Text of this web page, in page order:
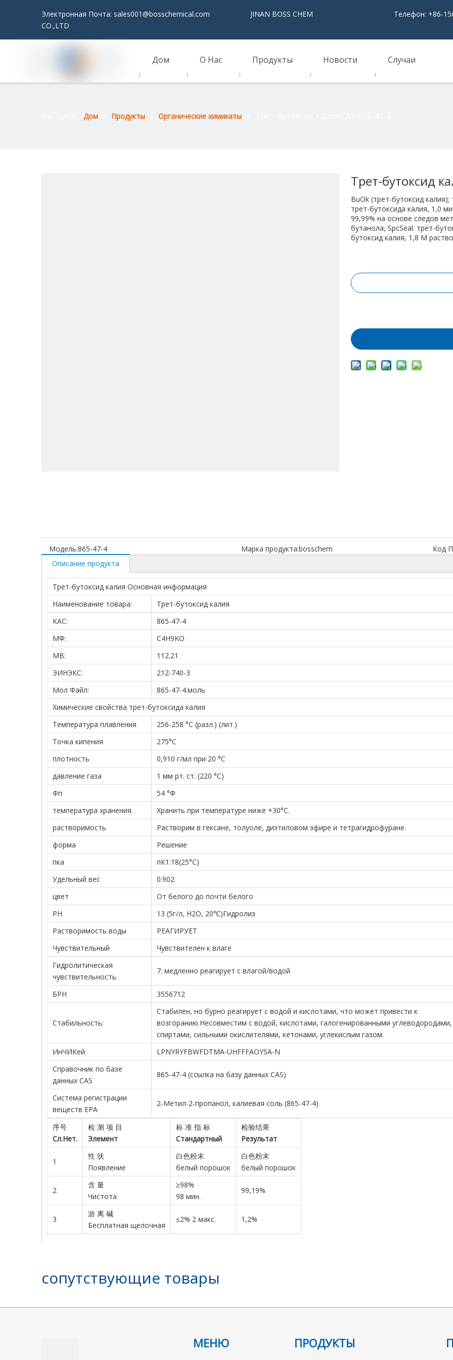
Электронная Почта: sales001@bosschemical.com JINAN BOSS CHEM
CO.,LTD
Телефон: +86-
Дом О Нас Продукты Новости Случаи
Дом Продукты Органические химикаты
Трет-бутоксид
BuOk (трет-бутоксид
трет-бутоксида калия, 1,0
99,99% на основе следов
бутанола, SpcSeal. трет-
бутоксид калия, 1,8 М
Модель:865-47-4 Марка продукта:bosschem Код
Описание продукта
Трет-бутоксид калия Основная информация
Наименование товара:
Трет-бутоксид калия
КАС:
865-47-4
МФ:
C4H9KO
МВ:
112.21
ЭИНЭКС:
212-740-3
Мол Файл:
865-47-4.моль
Химические свойства трет-бутоксида калия
Температура плавления
256-258 °С (разл.) (лит.)
Точка кипения
275°С
плотность
0,910 г/мл при 20 °C
давление газа
1 мм рт. ст. (220 °С)
Фп
54 °Ф
температура хранения.
Хранить при температуре ниже +30°C.
растворимость
Растворим в гексане, толуоле, диэтиловом эфире и тетрагидрофуране.
форма
Решение
пка
пК1:18(25°С)
Удельный вес
0.902
цвет
От белого до почти белого
PH
13 (5г/л, H2O, 20℃)Гидролиз
Растворимость воды
РЕАГИРУЕТ
Чувствительный
Чувствителен к влаге
Гидролитическая
чувствительность
7: медленно реагирует с влагой/водой
БРН 3556712
Стабильность:
Стабилен, но бурно реагирует с водой и кислотами, что может привести к
возгоранию.Несовместим с водой, кислотами, галогенированными углеводородами,
спиртами, сильными окислителями, кетонами, углекислым газом.
ИнЧИКей
LPNYRYFBWFDTMA-UHFFFAOYSA-N
Справочник по базе
данных CAS
865-47-4 (ссылка на базу данных CAS)
Система регистрации
веществ EPA
2-Метил-2-пропанол, калиевая соль (865-47-4)
序号
Сл.Нет.
检 测 项 目
Элемент
标 准 指 标
Стандартный
检验结果
Результат
1
性 状
Появление
白色粉末
белый порошок
白色粉末
белый порошок
2
含 量
Чистота
≥98%
98 мин.
99,19%
3
游 离 碱
Бесплатная щелочная
≤2% 2 макс. 1,2%
предыдущий:
сопутствующие товары
МЕНЮ ПРОДУКТЫ